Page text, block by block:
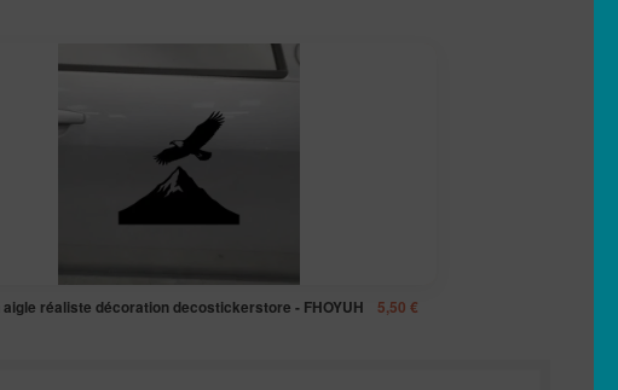
réaliste décoration decostickerstore - FHOYUH 5,50 €